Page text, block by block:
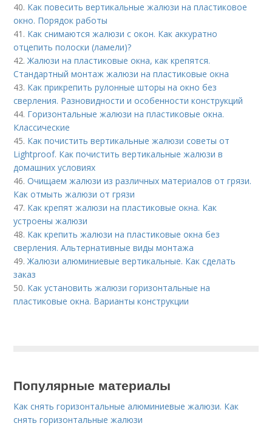
40. Как повесить вертикальные жалюзи на пластиковое
окно. Порядок работы
41. Как снимаются жалюзи с окон. Как аккуратно
отцепить полоски (ламели)?
42.Жалюзи на пластиковые окна, как крепятся.
Стандартный монтаж жалюзи на пластиковые окна
43. Как прикрепить рулонные шторы на окно без
сверления. Разновидности и особенности конструкций
44. Горизонтальные жалюзи на пластиковые окна.
Классические
45. Как почистить вертикальные жалюзи советы от
Lightproof. Как почистить вертикальные жалюзи в
домашних условиях
46.Очищаем жалюзи из различных материалов от грязи.
Как отмыть жалюзи от грязи
47. Как крепят жалюзи на пластиковые окна. Как
устроены жалюзи
48. Как крепить жалюзи на пластиковые окна без
сверления. Альтернативные виды монтажа
49.Жалюзи алюминиевые вертикальные. Как сделать
заказ
50. Как установить жалюзи горизонтальные на
пластиковые окна. Варианты конструкции
Популярные материалы
Как снять горизонтальные алюминиевые жалюзи. Как
снять горизонтальные жалюзи